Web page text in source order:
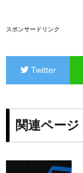
スポンサードリンク
Twitter
関連ページ